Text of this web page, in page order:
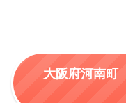
大阪府河南町